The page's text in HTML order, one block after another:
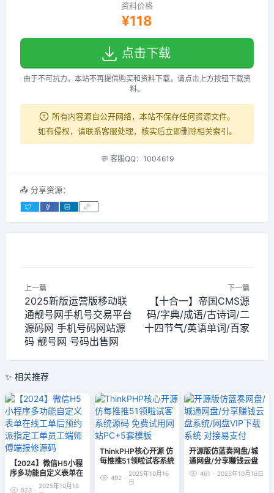
资料价格
¥118
点击下载
由于不可抗力，本站不再提供购买和资料下载，请点击上方按钮下载资
料。
所有内容源自公开网络，本站不保存任何资源文件。
如有侵权，请联系客服处理，核实后立即删除相关索引。
💬 客服QQ：1004619
📤 分享资源：
上一篇
2025新版运营版移动联
通靓号网手机号交易平台
源码网 手机号码网站源
码 靓号网 号码出售网
下一篇
【十合一】帝国CMS源
码/字典/成语/古诗词/二
十四节气/英语单词/百家
✨ 相关推荐
【2024】微信H5小程
序多功能自定义表单在
线工单后预约派指定工
523 ·
2025年10月16
ThinkPHP核心开源 仿
每推推51领啦试客系统
源码 免费试用网站
PC+5套模板
492 ·
2025年10月16
日
开源版仿蓝奏网盘/城
通网盘/分享赚钱云盘
系统/网盘VIP下载系统
461 · 2025年10月16日